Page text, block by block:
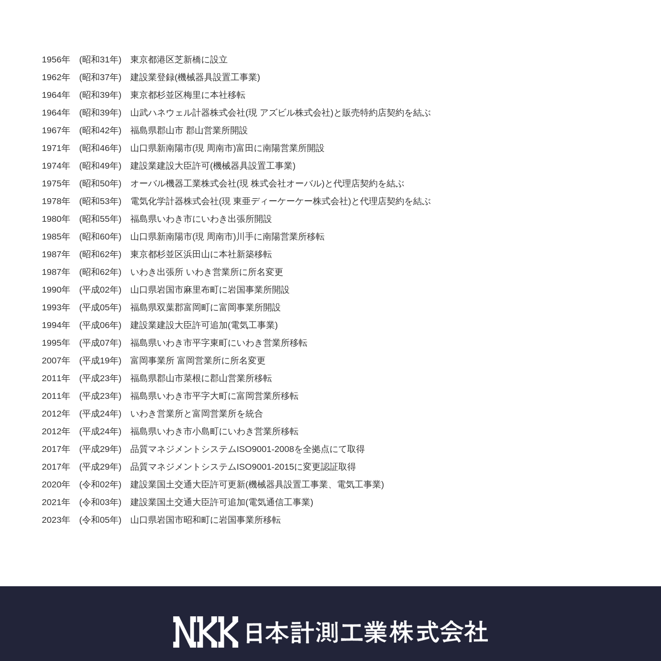
1956年 (昭和31年) 東京都港区芝新橋に設立
1962年 (昭和37年) 建設業登録(機械器具設置工事業)
1964年 (昭和39年) 東京都杉並区梅里に本社移転
1964年 (昭和39年) 山武ハネウェル計器株式会社(現 アズビル株式会社)と販売特約店契約を結ぶ
1967年 (昭和42年) 福島県郡山市 郡山営業所開設
1971年 (昭和46年) 山口県新南陽市(現 周南市)富田に南陽営業所開設
1974年 (昭和49年) 建設業建設大臣許可(機械器具設置工事業)
1975年 (昭和50年) オーバル機器工業株式会社(現 株式会社オーバル)と代理店契約を結ぶ
1978年 (昭和53年) 電気化学計器株式会社(現 東亜ディーケーケー株式会社)と代理店契約を結ぶ
1980年 (昭和55年) 福島県いわき市にいわき出張所開設
1985年 (昭和60年) 山口県新南陽市(現 周南市)川手に南陽営業所移転
1987年 (昭和62年) 東京都杉並区浜田山に本社新築移転
1987年 (昭和62年) いわき出張所 いわき営業所に所名変更
1990年 (平成02年) 山口県岩国市麻里布町に岩国事業所開設
1993年 (平成05年) 福島県双葉郡富岡町に富岡事業所開設
1994年 (平成06年) 建設業建設大臣許可追加(電気工事業)
1995年 (平成07年) 福島県いわき市平字東町にいわき営業所移転
2007年 (平成19年) 富岡事業所 富岡営業所に所名変更
2011年 (平成23年) 福島県郡山市菜根に郡山営業所移転
2011年 (平成23年) 福島県いわき市平字大町に富岡営業所移転
2012年 (平成24年) いわき営業所と富岡営業所を統合
2012年 (平成24年) 福島県いわき市小島町にいわき営業所移転
2017年 (平成29年) 品質マネジメントシステムISO9001-2008を全拠点にて取得
2017年 (平成29年) 品質マネジメントシステムISO9001-2015に変更認証取得
2020年 (令和02年) 建設業国土交通大臣許可更新(機械器具設置工事業、電気工事業)
2021年 (令和03年) 建設業国土交通大臣許可追加(電気通信工事業)
2023年 (令和05年) 山口県岩国市昭和町に岩国事業所移転